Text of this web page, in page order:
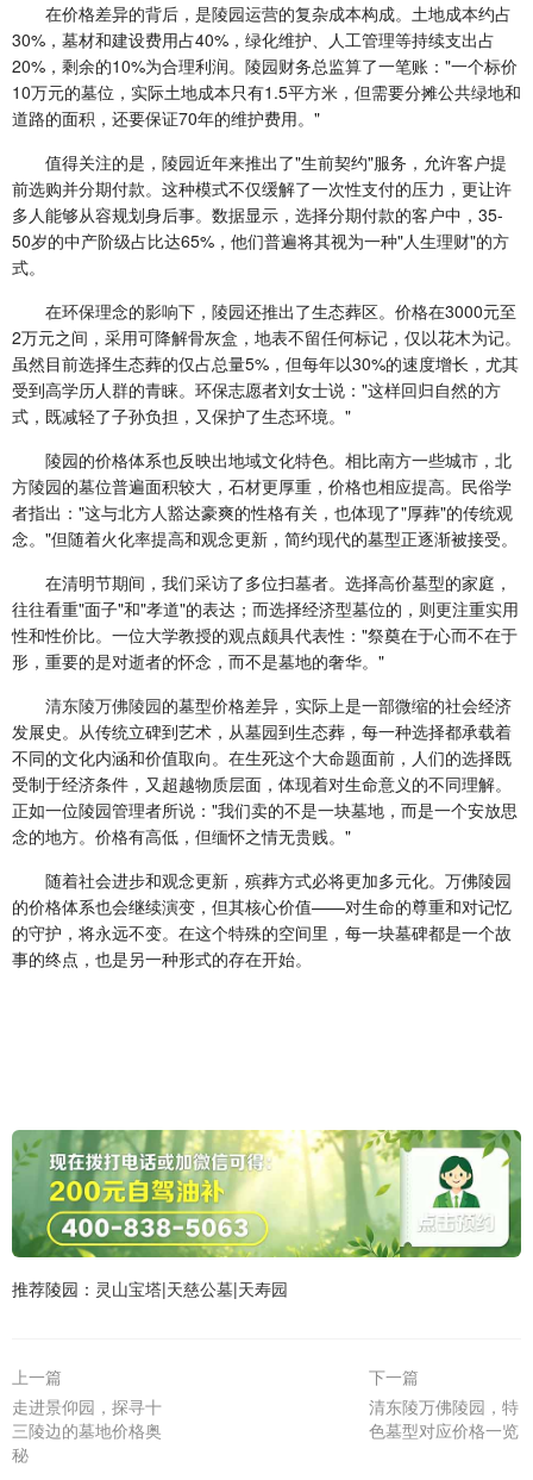
在价格差异的背后，是陵园运营的复杂成本构成。土地成本约占
30%，墓材和建设费用占40%，绿化维护、人工管理等持续支出占
20%，剩余的10%为合理利润。陵园财务总监算了一笔账："一个标价
10万元的墓位，实际土地成本只有1.5平方米，但需要分摊公共绿地和
道路的面积，还要保证70年的维护费用。"
值得关注的是，陵园近年来推出了"生前契约"服务，允许客户提
前选购并分期付款。这种模式不仅缓解了一次性支付的压力，更让许
多人能够从容规划身后事。数据显示，选择分期付款的客户中，35-
50岁的中产阶级占比达65%，他们普遍将其视为一种"人生理财"的方
式。
在环保理念的影响下，陵园还推出了生态葬区。价格在3000元至
2万元之间，采用可降解骨灰盒，地表不留任何标记，仅以花木为记。
虽然目前选择生态葬的仅占总量5%，但每年以30%的速度增长，尤其
受到高学历人群的青睐。环保志愿者刘女士说："这样回归自然的方
式，既减轻了子孙负担，又保护了生态环境。"
陵园的价格体系也反映出地域文化特色。相比南方一些城市，北
方陵园的墓位普遍面积较大，石材更厚重，价格也相应提高。民俗学
者指出："这与北方人豁达豪爽的性格有关，也体现了"厚葬"的传统观
念。"但随着火化率提高和观念更新，简约现代的墓型正逐渐被接受。
在清明节期间，我们采访了多位扫墓者。选择高价墓型的家庭，
往往看重"面子"和"孝道"的表达；而选择经济型墓位的，则更注重实用
性和性价比。一位大学教授的观点颇具代表性："祭奠在于心而不在于
形，重要的是对逝者的怀念，而不是墓地的奢华。"
清东陵万佛陵园的墓型价格差异，实际上是一部微缩的社会经济
发展史。从传统立碑到艺术，从墓园到生态葬，每一种选择都承载着
不同的文化内涵和价值取向。在生死这个大命题面前，人们的选择既
受制于经济条件，又超越物质层面，体现着对生命意义的不同理解。
正如一位陵园管理者所说："我们卖的不是一块墓地，而是一个安放思
念的地方。价格有高低，但缅怀之情无贵贱。"
随着社会进步和观念更新，殡葬方式必将更加多元化。万佛陵园
的价格体系也会继续演变，但其核心价值——对生命的尊重和对记忆
的守护，将永远不变。在这个特殊的空间里，每一块墓碑都是一个故
事的终点，也是另一种形式的存在开始。
推荐陵园： 灵山宝塔|天慈公墓|天寿园
上一篇
走进景仰园，探寻十
三陵边的墓地价格奥
秘
下一篇
清东陵万佛陵园，特
色墓型对应价格一览